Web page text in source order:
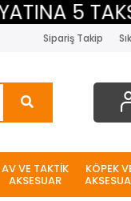
5 TAKSİT
Sipariş Takip
AV VE TAKTİK
AKSESUAR
KÖPEK